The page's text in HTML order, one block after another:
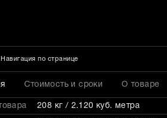
Навигация по странице
Стоимость и сроки О товаре
208 кг / 2.120 куб. метра